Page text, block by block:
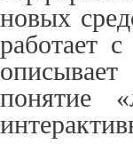
новых
работает
понятие